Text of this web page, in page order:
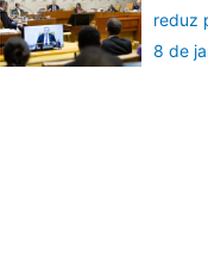
reduz
8 de